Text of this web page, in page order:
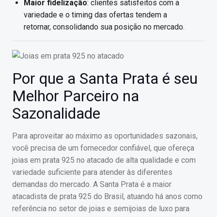
Maior fidelização: clientes satisfeitos com a
variedade e o timing das ofertas tendem a
retornar, consolidando sua posição no mercado.
Por que a Santa Prata é seu
Melhor Parceiro na
Sazonalidade
Para aproveitar ao máximo as oportunidades sazonais,
você precisa de um fornecedor confiável, que ofereça
joias em prata 925 no atacado de alta qualidade e com
variedade suficiente para atender às diferentes
demandas do mercado. A Santa Prata é a maior
atacadista de prata 925 do Brasil, atuando há anos como
referência no setor de joias e semijoias de luxo para